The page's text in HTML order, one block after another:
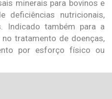
minerais para bovinos e
deficiências nutricionais,
Indicado também para a
tratamento de doenças,
por esforço físico ou